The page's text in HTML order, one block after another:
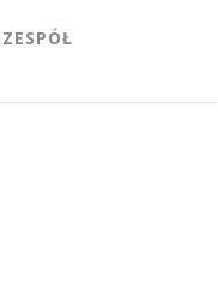
ZESPÓŁ